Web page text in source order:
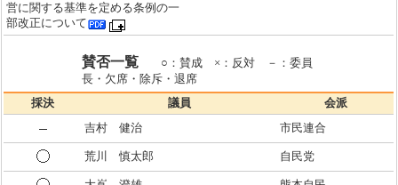
営に関する基準を定める条例の一
部改正について
賛否一覧
○：賛成 ×：反対 －：委員
長・欠席・除斥・退席
採決 議員
会派
吉村 健治
市民連合
荒川 慎太郎 自民党